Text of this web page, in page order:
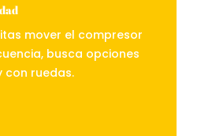
mover el compresor
busca opciones
con ruedas.